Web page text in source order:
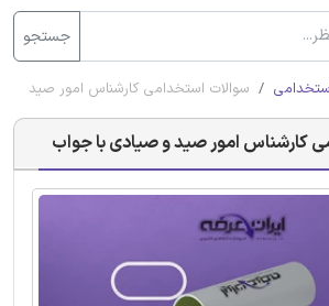
جستجو
سوالات استخدامی کارشناس امور صید و
کارشناس امور صید و صیادی با جواب